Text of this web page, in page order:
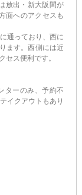
放出・新大阪間が
面へのアクセスも
通っており、西に
ます。西側には近
セス便利です。
ーのみ、予約不
イクアウトもあり